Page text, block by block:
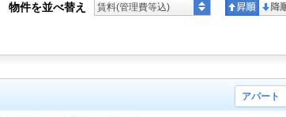
物件を並べ替え 賃料(管理費等込)
アパート